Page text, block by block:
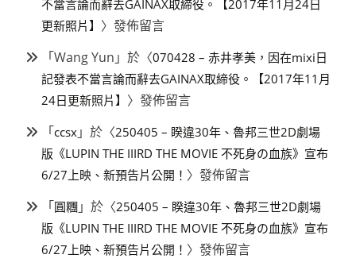
不當言論而辭去GAINAX取締役。【2017年11月24日
更新照片】 〉發佈留言
「Wang Yun 」於〈070428 – 赤井孝美，因在mixi日
記發表不當言論而辭去GAINAX取締役。【2017年11月
24日更新照片】 〉發佈留言
「ccsx 」於〈250405 – 睽違30年、魯邦三世2D劇場
版《LUPIN THE IIIRD THE MOVIE 不死身の血族》宣布
6/27上映、新預告片公開！ 〉發佈留言
「圓糰 」於〈250405 – 睽違30年、魯邦三世2D劇場
版《LUPIN THE IIIRD THE MOVIE 不死身の血族》宣布
6/27上映、新預告片公開！ 〉發佈留言